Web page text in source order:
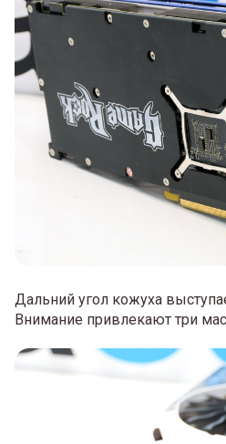
Дальний угол кожуха
Внимание привлекают три